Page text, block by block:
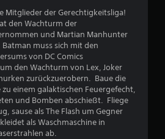
9
1
B
Mitglieder der Gerechtigkeitsliga!
den Wachturm der
und Martian Manhunter
muss sich mit den
von DC Comics
den Wachturm von Lex, Joker
zurückzuerobern. Baue die
einem galaktischen Feuergefecht,
und Bomben abschießt. Fliege
sause als The Flash um Gegner
als Waschmaschine in
ab.